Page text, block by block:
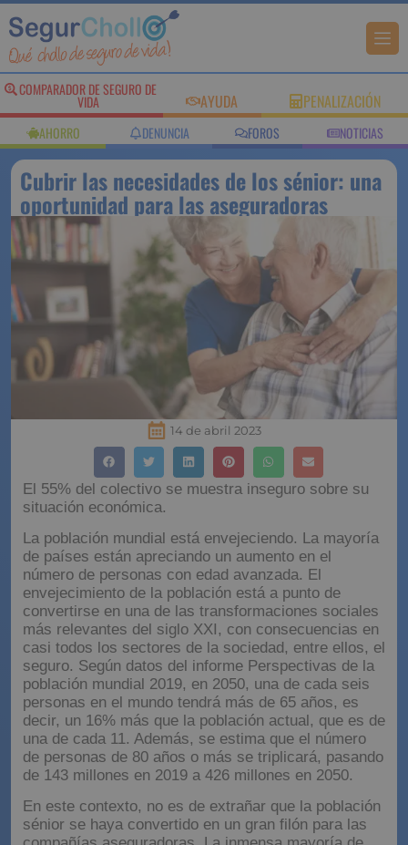
COMPARADOR DE
SEGURO DE VIDA AYUDA PENALIZACIÓN
AHORRO DENUNCIA FOROS NOTICIAS
Cubrir las necesidades de los
sénior: una oportunidad para las
aseguradoras
14 de abril 2023
El 55% del colectivo se muestra inseguro sobre su
situación económica.
La población mundial está envejeciendo. La mayoría
de países están apreciando un aumento en el
número de personas con edad avanzada. El
envejecimiento de la población está a punto de
convertirse en una de las transformaciones sociales
más relevantes del siglo XXI, con consecuencias en
casi todos los sectores de la sociedad, entre ellos, el
seguro. Según datos del informe Perspectivas de la
población mundial 2019, en 2050, una de cada seis
personas en el mundo tendrá más de 65 años, es
decir, un 16% más que la población actual, que es de
una de cada 11. Además, se estima que el número
de personas de 80 años o más se triplicará, pasando
de 143 millones en 2019 a 426 millones en 2050.
En este contexto, no es de extrañar que la población